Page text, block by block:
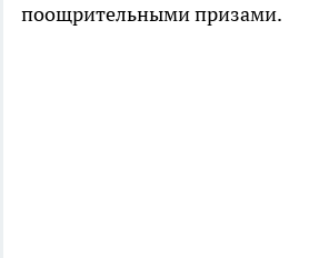
поощрительными призами.